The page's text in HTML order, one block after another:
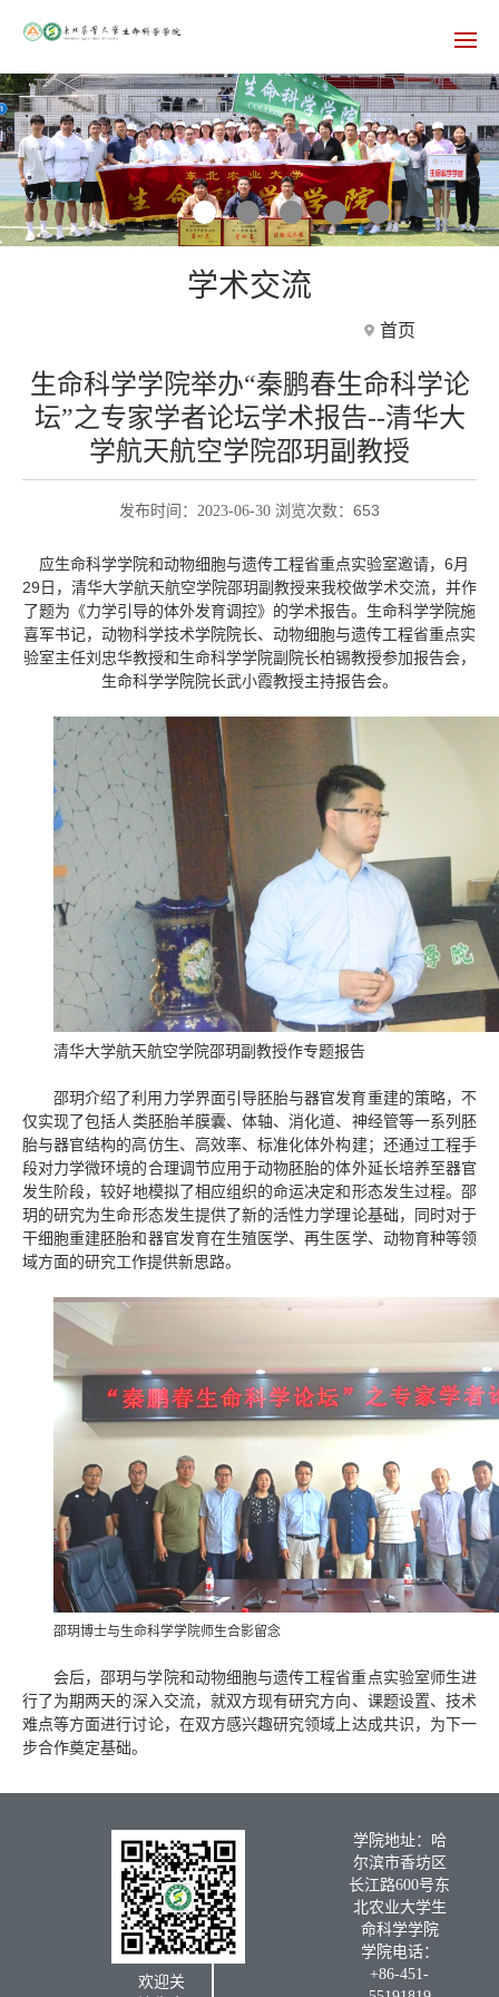
学术交流
首页
生命科学学院举办“秦鹏春生命科学论
坛”之专家学者论坛学术报告--清华大
学航天航空学院邵玥副教授
发布时间：2023-06-30 浏览次数： 653
应生命科学学院和动物细胞与遗传工程省重点实验室邀请， 6月
29日， 清华大学航天航空学院邵玥副教授来我校做学术交流，并作
了题为《力学引导的体外发育调控》 的学术报告。 生命科学学院施
喜军书记，动物科学技术学院院长、动物细胞与遗传工程省重点实
验室主任刘忠华教授和生命科学学院副 院长柏锡教授参加报告会，
生命科学学院院长武小霞教授主持报告会。
清华大学航天航空学院邵玥副教授作专题报告
邵玥介绍了利用力学界面引导胚胎与器官发育重建的策略，不
仅实现了包括人类胚胎羊膜囊、体轴、消化道、神经管等一系列胚
胎与器官结构的高仿生、高效率、标准化体外构建； 还通过工程手
段对力学微环境的合理调节应用于动物胚胎的体外延长培养至器官
发生阶段，较好地模拟了相应组织的命运决定和形态发生过程。邵
玥的研究为生命形态发生提供了新的活性力学理论基础，
同时对于
干细胞重建胚胎和器官发育在生殖医学、再生医学、动物育种等领
域方面的研究工作提供新思路。
邵玥博士与生命科学学院师生合影留念
会后，邵玥与学院和动物细胞与遗传工程省重点实验室师生进
行了为期两天的深入交流，就双方现有研究方向、课题设置、技术
难点等方面进行讨论，在双方感兴趣研究领域上达成共识，为下一
步合作奠定基础。
欢迎关
学院地址：哈
尔滨市香坊区
长江路600号东
北农业大学生
命科学学院
学院电话：
+86-451-